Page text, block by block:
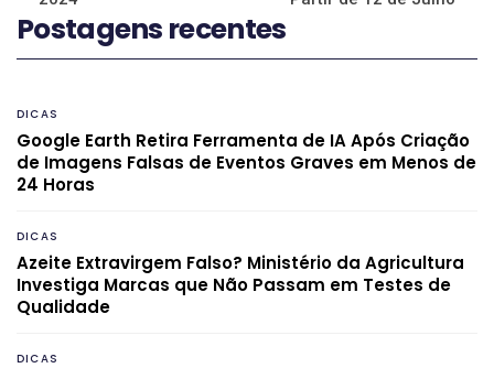
Postagens recentes
DICAS
Google Earth Retira Ferramenta de IA Após Criação
de Imagens Falsas de Eventos Graves em Menos de
24 Horas
DICAS
Azeite Extravirgem Falso? Ministério da Agricultura
Investiga Marcas que Não Passam em Testes de
Qualidade
DICAS